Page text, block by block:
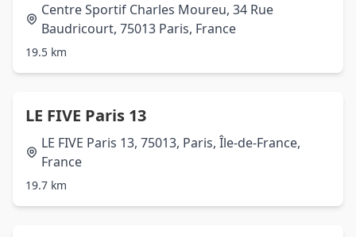
Centre Sportif Charles Moureu, 34 Rue
Baudricourt, 75013 Paris, France
19.5 km
LE FIVE Paris 13
LE FIVE Paris 13, 75013, Paris, Île-de-France,
France
19.7 km